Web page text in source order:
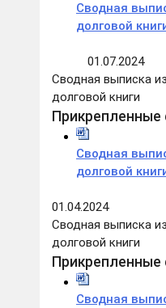
Сводная
долговой
01.07.2024
Сводная выписка
долговой книги
Сводная
долговой
01.04.2024
Сводная выписка
долговой книги
Сводная